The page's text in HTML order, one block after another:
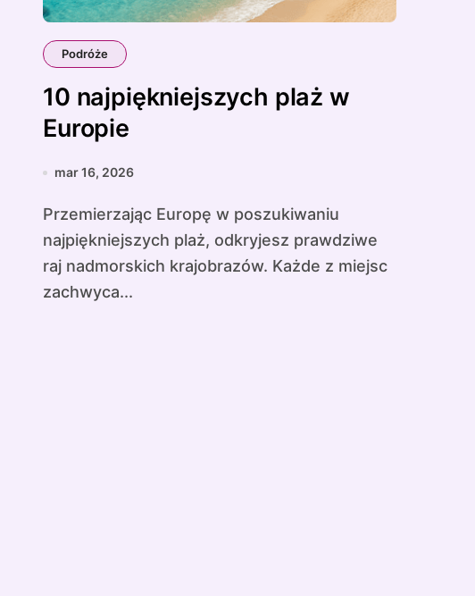
Podróże
10 najpiękniejszych plaż w
Europie
mar 16, 2026
Przemierzając Europę w poszukiwaniu
najpiękniejszych plaż, odkryjesz prawdziwe
raj nadmorskich krajobrazów. Każde z miejsc
zachwyca...